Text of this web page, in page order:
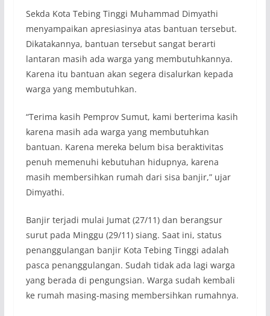
Sekda Kota Tebing Tinggi Muhammad Dimyathi
menyampaikan apresiasinya atas bantuan tersebut.
Dikatakannya, bantuan tersebut sangat berarti
lantaran masih ada warga yang membutuhkannya.
Karena itu bantuan akan segera disalurkan kepada
warga yang membutuhkan.
“Terima kasih Pemprov Sumut, kami berterima kasih
karena masih ada warga yang membutuhkan
bantuan. Karena mereka belum bisa beraktivitas
penuh memenuhi kebutuhan hidupnya, karena
masih membersihkan rumah dari sisa banjir,” ujar
Dimyathi.
Banjir terjadi mulai Jumat (27/11) dan berangsur
surut pada Minggu (29/11) siang. Saat ini, status
penanggulangan banjir Kota Tebing Tinggi adalah
pasca penanggulangan. Sudah tidak ada lagi warga
yang berada di pengungsian. Warga sudah kembali
ke rumah masing-masing membersihkan rumahnya.